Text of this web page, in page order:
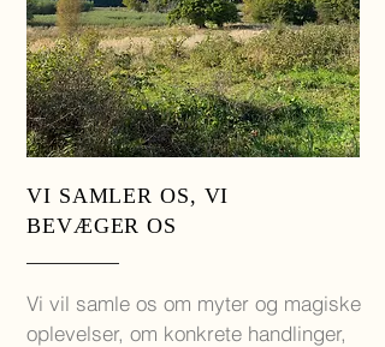
VI SAMLER OS, VI
BEVÆGER OS
Vi vil samle os om myter og magiske
oplevelser, om konkrete handlinger,